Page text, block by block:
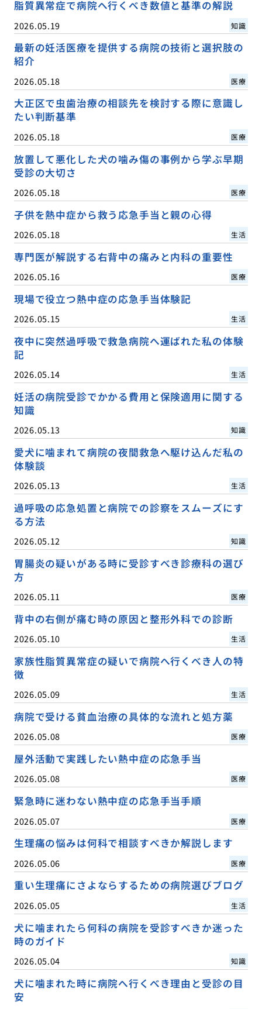
脂質異常症で病院へ行くべき数値と基準の解説
2026.05.19 知識
最新の妊活医療を提供する病院の技術と選択肢の
紹介
2026.05.18 医療
大正区で虫歯治療の相談先を検討する際に意識し
たい判断基準
2026.05.18 医療
放置して悪化した犬の噛み傷の事例から学ぶ早期
受診の大切さ
2026.05.18 医療
子供を熱中症から救う応急手当と親の心得
2026.05.18 生活
専門医が解説する右背中の痛みと内科の重要性
2026.05.16 医療
現場で役立つ熱中症の応急手当体験記
2026.05.15 生活
夜中に突然過呼吸で救急病院へ運ばれた私の体験
記
2026.05.14 生活
妊活の病院受診でかかる費用と保険適用に関する
知識
2026.05.13 知識
愛犬に噛まれて病院の夜間救急へ駆け込んだ私の
体験談
2026.05.13 生活
過呼吸の応急処置と病院での診察をスムーズにす
る方法
2026.05.12 知識
胃腸炎の疑いがある時に受診すべき診療科の選び
方
2026.05.11 医療
背中の右側が痛む時の原因と整形外科での診断
2026.05.10 生活
家族性脂質異常症の疑いで病院へ行くべき人の特
徴
2026.05.09 生活
病院で受ける貧血治療の具体的な流れと処方薬
2026.05.08 医療
屋外活動で実践したい熱中症の応急手当
2026.05.08 医療
緊急時に迷わない熱中症の応急手当手順
2026.05.07 医療
生理痛の悩みは何科で相談すべきか解説します
2026.05.06 医療
重い生理痛にさよならするための病院選びブログ
2026.05.05 生活
犬に噛まれたら何科の病院を受診すべきか迷った
時のガイド
2026.05.04 知識
犬に噛まれた時に病院へ行くべき理由と受診の目
安